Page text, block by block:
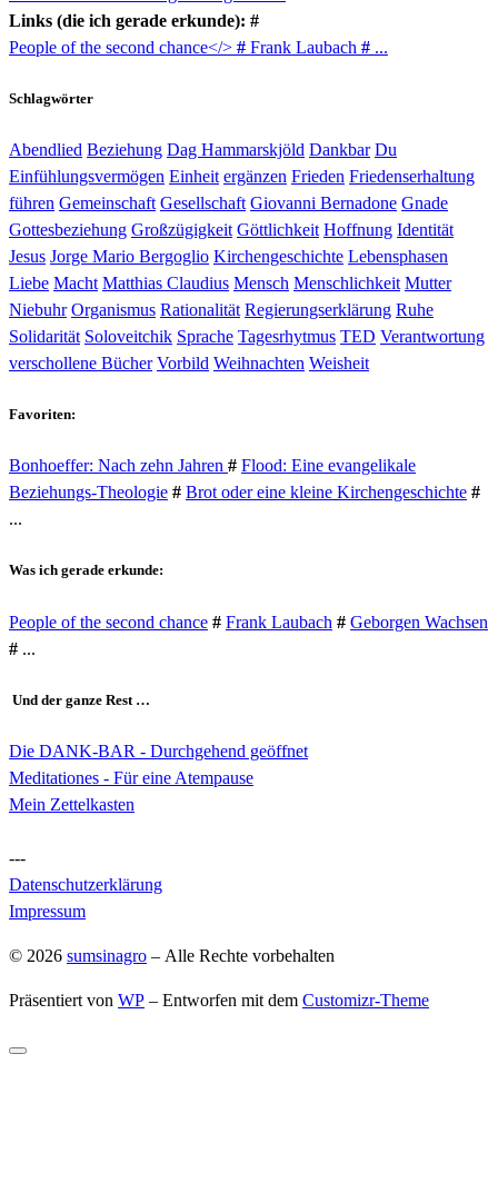
Links (die ich gerade erkunde): #
People of the second chance</> # Frank Laubach # ...
Schlagwörter
Abendlied Beziehung Dag Hammarskjöld Dankbar Du
Einfühlungsvermögen Einheit ergänzen Frieden Friedenserhaltung
führen Gemeinschaft Gesellschaft Giovanni Bernadone Gnade
Gottesbeziehung Großzügigkeit Göttlichkeit Hoffnung Identität
Jesus Jorge Mario Bergoglio Kirchengeschichte Lebensphasen
Liebe Macht Matthias Claudius Mensch Menschlichkeit Mutter
Niebuhr Organismus Rationalität Regierungserklärung Ruhe
Solidarität Soloveitchik Sprache Tagesrhytmus TED Verantwortung
verschollene Bücher Vorbild Weihnachten Weisheit
Favoriten:
Bonhoeffer: Nach zehn Jahren # Flood: Eine evangelikale
Beziehungs-Theologie # Brot oder eine kleine Kirchengeschichte #
...
Was ich gerade erkunde:
People of the second chance # Frank Laubach # Geborgen Wachsen
# ...
Und der ganze Rest …
Die DANK-BAR - Durchgehend geöffnet
Meditationes - Für eine Atempause
Mein Zettelkasten
---
Datenschutzerklärung
Impressum
© 2026 sumsinagro – Alle Rechte vorbehalten
Präsentiert von WP – Entworfen mit dem Customizr-Theme